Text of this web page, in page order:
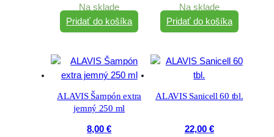
Na sklade
Pridať do košíka
Na sklade
Pridať do košíka
ALAVIS Šampón extra
jemný 250 ml
8,00€
ALAVIS Sanicell 60 tbl.
22,00 €